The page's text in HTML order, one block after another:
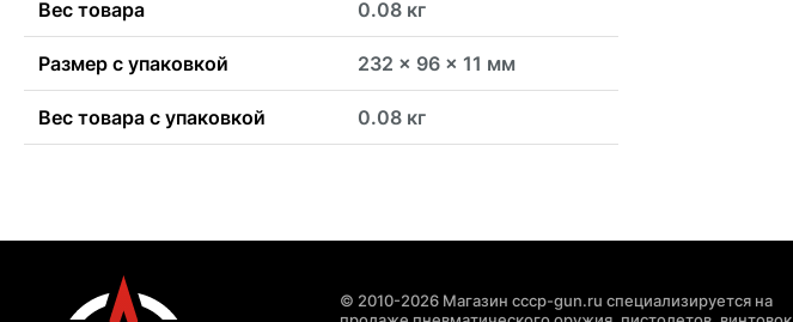
Вес товара 0.08 кг
Размер с упаковкой 232 x 96 x 11 мм
Вес товара с упаковкой 0.08 кг
© 2010-2026 Магазин cccp-gun.ru специализируется на